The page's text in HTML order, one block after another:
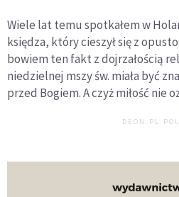
Wiele lat temu spotkałem w
księdza, który cieszył się z
bowiem ten fakt z dojrzałością
niedzielnej mszy św. miała być
przed Bogiem. A czyż miłość nie
DEON.PL